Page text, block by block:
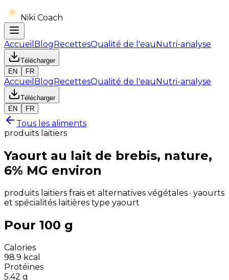
Niki Coach
Accueil BlogRecettesQualité de l'eauNutri-analyse
Télécharger
EN
FR
Accueil BlogRecettesQualité de l'eauNutri-analyse
Télécharger
EN
FR
Tous les aliments
produits laitiers
Yaourt au lait de brebis, nature,
6% MG environ
produits laitiers frais et alternatives végétales · yaourts
et spécialités laitières type yaourt
Pour 100 g
Calories
98.9 kcal
Protéines
5.42 g